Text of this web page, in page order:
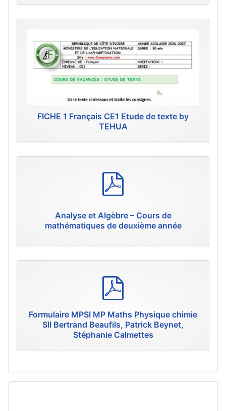
FICHE 1 Français CE1 Etude de texte by
TEHUA
Analyse et Algèbre – Cours de
mathématiques de deuxième année
Formulaire MPSI MP Maths Physique chimie
SII Bertrand Beaufils, Patrick Beynet,
Stéphanie Calmettes